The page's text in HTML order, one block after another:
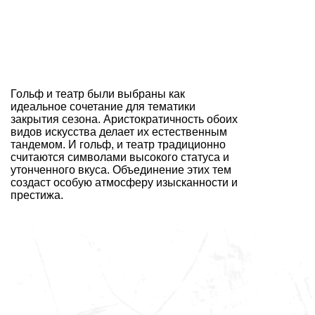
Гольф и театр были выбраны как
идеальное сочетание для тематики
закрытия сезона. Аристократичность обоих
видов искусства делает их естественным
тандемом. И гольф, и театр традиционно
считаются символами высокого статуса и
утонченного вкуса. Объединение этих тем
создаст особую атмосферу изысканности и
престижа.